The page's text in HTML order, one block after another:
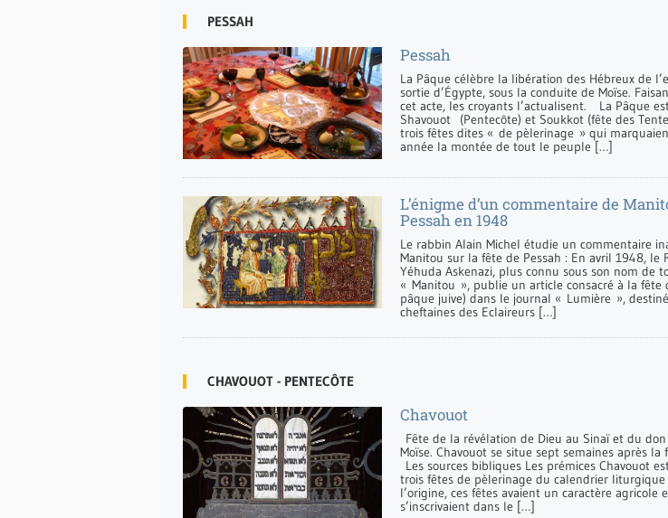
PESSAH
Pessah
La Pâque célèbre la libération des Hébreux de
sortie d’Égypte, sous la conduite de Moïse.
cet acte, les croyants l’actualisent. La Pâque
Shavouot (Pentecôte) et Soukkot (fête des
trois fêtes dites « de pèlerinage » qui
année la montée de tout le peuple […]
L’énigme d’un commentaire de
Pessah en 1948
Le rabbin Alain Michel étudie un commentaire
Manitou sur la fête de Pessah : En avril 1948, le
Yéhuda Askenazi, plus connu sous son nom de
« Manitou », publie un article consacré à la fête
pâque juive) dans le journal « Lumière »,
cheftaines des Eclaireurs […]
CHAVOUOT - PENTECÔTE
Chavouot
Fête de la révélation de Dieu au Sinaï et du don
Moïse. Chavouot se situe sept semaines après la
Les sources bibliques Les prémices Chavouot
trois fêtes de pèlerinage du calendrier liturgique
l’origine, ces fêtes avaient un caractère agricole
s’inscrivaient dans le […]